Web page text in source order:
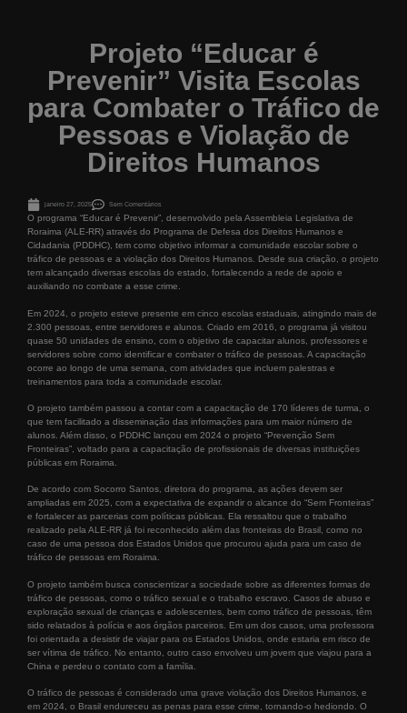
Projeto “Educar é
Prevenir” Visita Escolas
para Combater o Tráfico de
Pessoas e Violação de
Direitos Humanos
janeiro 27, 2025 Sem Comentários
O programa “Educar é Prevenir”, desenvolvido pela Assembleia Legislativa de
Roraima (ALE-RR) através do Programa de Defesa dos Direitos Humanos e
Cidadania (PDDHC), tem como objetivo informar a comunidade escolar sobre o
tráfico de pessoas e a violação dos Direitos Humanos. Desde sua criação, o projeto
tem alcançado diversas escolas do estado, fortalecendo a rede de apoio e
auxiliando no combate a esse crime.
Em 2024, o projeto esteve presente em cinco escolas estaduais, atingindo mais de
2.300 pessoas, entre servidores e alunos. Criado em 2016, o programa já visitou
quase 50 unidades de ensino, com o objetivo de capacitar alunos, professores e
servidores sobre como identificar e combater o tráfico de pessoas. A capacitação
ocorre ao longo de uma semana, com atividades que incluem palestras e
treinamentos para toda a comunidade escolar.
O projeto também passou a contar com a capacitação de 170 líderes de turma, o
que tem facilitado a disseminação das informações para um maior número de
alunos. Além disso, o PDDHC lançou em 2024 o projeto “Prevenção Sem
Fronteiras”, voltado para a capacitação de profissionais de diversas instituições
públicas em Roraima.
De acordo com Socorro Santos, diretora do programa, as ações devem ser
ampliadas em 2025, com a expectativa de expandir o alcance do “Sem Fronteiras”
e fortalecer as parcerias com políticas públicas. Ela ressaltou que o trabalho
realizado pela ALE-RR já foi reconhecido além das fronteiras do Brasil, como no
caso de uma pessoa dos Estados Unidos que procurou ajuda para um caso de
tráfico de pessoas em Roraima.
O projeto também busca conscientizar a sociedade sobre as diferentes formas de
tráfico de pessoas, como o tráfico sexual e o trabalho escravo. Casos de abuso e
exploração sexual de crianças e adolescentes, bem como tráfico de pessoas, têm
sido relatados à polícia e aos órgãos parceiros. Em um dos casos, uma professora
foi orientada a desistir de viajar para os Estados Unidos, onde estaria em risco de
ser vítima de tráfico. No entanto, outro caso envolveu um jovem que viajou para a
China e perdeu o contato com a família.
O tráfico de pessoas é considerado uma grave violação dos Direitos Humanos, e
em 2024, o Brasil endureceu as penas para esse crime, tornando-o hediondo. O